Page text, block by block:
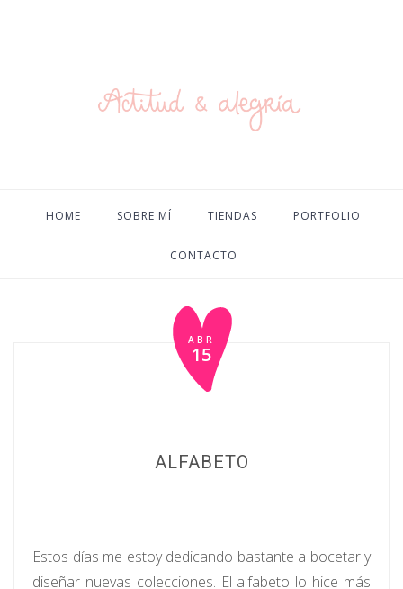
HOME SOBRE MÍ TIENDAS PORTFOLIO
CONTACTO
ABR
15
ALFABETO
Estos días me estoy dedicando bastante a bocetar y
diseñar nuevas colecciones. El alfabeto lo hice más